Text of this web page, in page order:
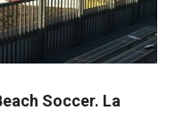
Soccer. La